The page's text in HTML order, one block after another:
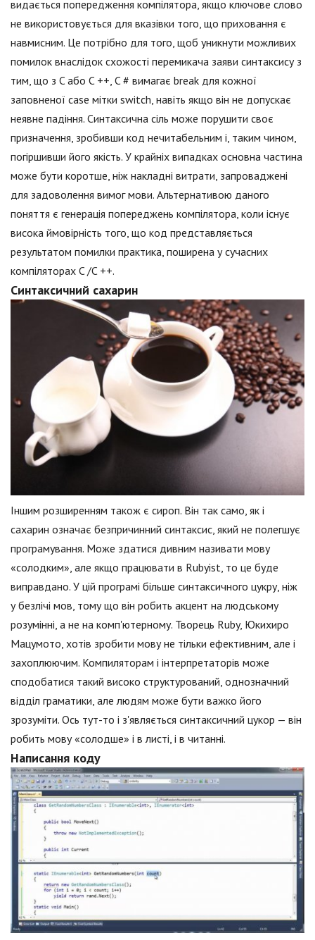
видається попередження компілятора, якщо ключове слово
не використовується для вказівки того, що приховання є
навмисним. Це потрібно для того, щоб уникнути можливих
помилок внаслідок схожості перемикача заяви синтаксису з
тим, що з C або C ++, C # вимагає break для кожної
заповненої case мітки switch, навіть якщо він не допускає
неявне падіння. Синтаксична сіль може порушити своє
призначення, зробивши код нечитабельним і, таким чином,
погіршивши його якість. У крайніх випадках основна частина
може бути коротше, ніж накладні витрати, запроваджені
для задоволення вимог мови. Альтернативою даного
поняття є генерація попереджень компілятора, коли існує
висока ймовірність того, що код представляється
результатом помилки практика, поширена у сучасних
компіляторах C /C ++.
Синтаксичний сахарин
Іншим розширенням також є сироп. Він так само, як і
сахарин означає безпричинний синтаксис, який не полегшує
програмування. Може здатися дивним називати мову
«солодким», але якщо працювати в Rubyist, то це буде
виправдано. У цій програмі більше синтаксичного цукру, ніж
у безлічі мов, тому що він робить акцент на людському
розумінні, а не на комп'ютерному. Творець Ruby, Юкихиро
Мацумото, хотів зробити мову не тільки ефективним, але і
захоплюючим. Компиляторам і інтерпретаторів може
сподобатися такий високо структурований, однозначний
відділ граматики, але людям може бути важко його
зрозуміти. Ось тут-то і з'являється синтаксичний цукор — він
робить мову «солодше» і в листі, і в читанні.
Написання коду